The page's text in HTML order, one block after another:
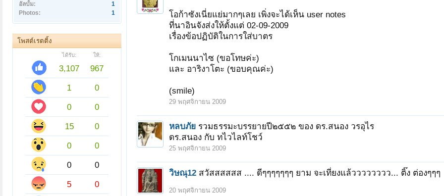
อัลบั้ม:
1
Photos:
1
โพสต์เรตติ้ง
ได้รับ: ให้:
3,107
967
1
0
0
0
15
0
0
0
0
0
5
0
โอก้าซังเนี่ยแย่มากๆเลย เพิ่งจะได้เห็น user notes
ที่นาอินจังส่งให้ตั้งแต่ 02-09-2009
เรื่องข้อปฏิบัติในการใส่บาตร
โกเมนนาไซ (ขอโทษค่ะ)
และ อาริงาโตะ (ขอบคุณค่ะ)
(smile)
29 พฤศจิกายน 2009
หลบภัย รวมธรรมะบรรยายปี๒๕๕๒ ของ ดร.สนอง วรอุไร
ดร.สนอง กับ ทไวไลท์โชว์
25 พฤศจิกายน 2009
วิษณุ12 สวัสสสสสส .... ดีๆๆๆๆๆๆๆ ยาม จะเที่ยงแล้วววววววว... ติ๊ง ต่องๆๆๆ
20 พฤศจิกายน 2009